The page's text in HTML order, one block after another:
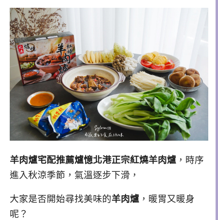
羊肉爐宅配推薦爐憶北港正宗紅燒羊肉爐 ，時序
進入秋涼季節，氣溫逐步下滑，
大家是否開始尋找美味的羊肉爐 ，暖胃又暖身
呢？